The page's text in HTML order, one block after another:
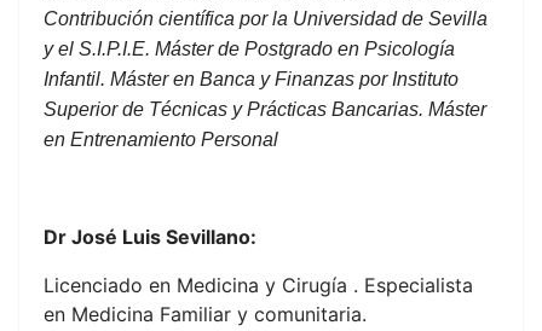
Contribución científica por la Universidad de Sevilla
y el S.I.P.I.E. Máster de Postgrado en Psicología
Infantil. Máster en Banca y Finanzas por Instituto
Superior de Técnicas y Prácticas Bancarias. Máster
en Entrenamiento Personal
Dr José Luis Sevillano:
Licenciado en Medicina y Cirugía . Especialista
en Medicina Familiar y comunitaria.